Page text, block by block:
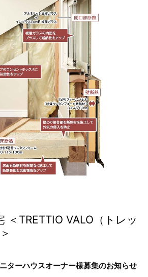
＜TRETTIO VALO（トレッ
ーハウスオーナー様募集のお知らせ